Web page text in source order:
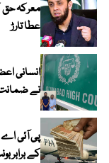
معرکہ حق
عطا تارڑ
انسانی
نے ضمانت
پی آئی اے
کے برابر